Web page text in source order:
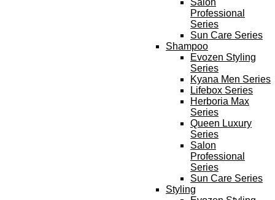
Salon
Professional
Series
Sun Care Series
Shampoo
Evozen Styling
Series
Kyana Men Series
Lifebox Series
Herboria Max
Series
Queen Luxury
Series
Salon
Professional
Series
Sun Care Series
Styling